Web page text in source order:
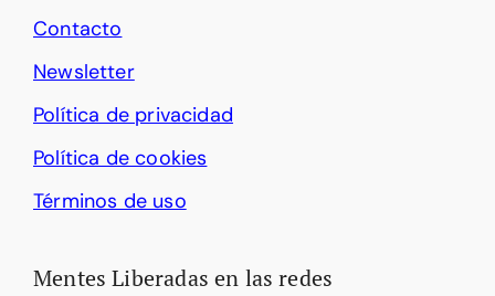
Contacto
Newsletter
Política de privacidad
Política de cookies
Términos de uso
Mentes Liberadas en las redes